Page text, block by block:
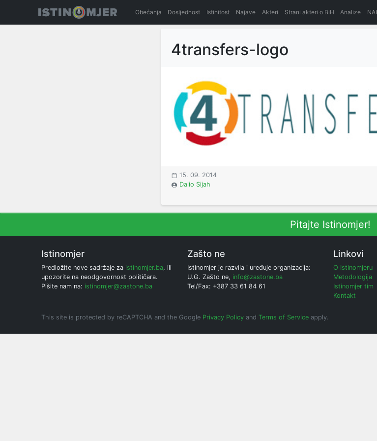
Obećanja Dosljednost Istinitost Najave Akteri Strani akteri o BiH Analize NAI
4transfers-logo
15. 09. 2014
Dalio Sijah
Pitajte Istinomjer!
Istinomjer
Predložite nove sadržaje za istinomjer.ba, ili
upozorite na neodgovornost političara.
Pišite nam na: istinomjer@zastone.ba
Zašto ne
Istinomjer je razvila i uređuje organizacija:
U.G. Zašto ne, info@zastone.ba
Tel/Fax: +387 33 61 84 61
Linkovi
O Istinomjeru
Metodologija
Istinomjer tim
Kontakt
This site is protected by reCAPTCHA and the Google Privacy Policy and Terms of Service apply.